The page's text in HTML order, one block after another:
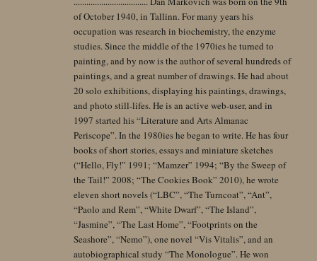
of October 1940, in Tallinn. For many years his
occupation was research in biochemistry, the enzyme
studies. Since the middle of the 1970ies he turned to
painting, and by now is the author of several hundreds of
paintings, and a great number of drawings. He had about
20 solo exhibitions, displaying his paintings, drawings,
and photo still-lifes. He is an active web-user, and in
1997 started his “Literature and Arts Almanac
Periscope”. In the 1980ies he began to write. He has four
books of short stories, essays and miniature sketches
(“Hello, Fly!” 1991; “Mamzer” 1994; “By the Sweep of
the Tail!” 2008; “The Cookies Book” 2010), he wrote
eleven short novels (“LBC”, “The Turncoat”, “Ant”,
“Paolo and Rem”, “White Dwarf”, “The Island”,
“Jasmine”, “The Last Home”, “Footprints on the
Seashore”, “Nemo”), one novel “Vis Vitalis”, and an
autobiographical study “The Monologue”. He won